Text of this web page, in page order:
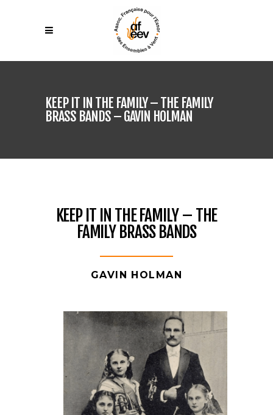
KEEP IT IN THE FAMILY – THE FAMILY
BRASS BANDS – GAVIN HOLMAN
KEEP IT IN THE FAMILY – THE
FAMILY BRASS BANDS
GAVIN HOLMAN